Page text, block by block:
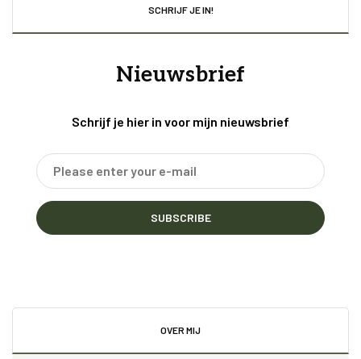
SCHRIJF JE IN!
Nieuwsbrief
Schrijf je hier in voor mijn nieuwsbrief
SUBSCRIBE
OVER MIJ